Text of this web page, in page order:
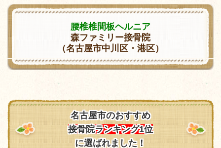
腰椎椎間板ヘルニア
森ファミリー接骨院
（名古屋市中川区・港区）
名古屋市のおすすめ
接骨院ランキング1位
に選ばれました！